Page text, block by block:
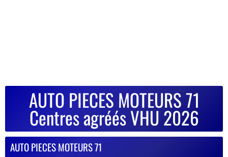
AUTO PIECES MOTEURS 71
Centres agréés VHU 2026
AUTO PIECES MOTEURS 71